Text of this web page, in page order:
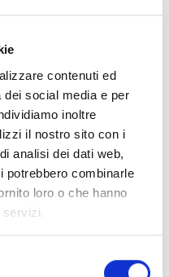
contenuti ed
dei social media e per
inoltre
il nostro sito con i
analisi dei dati web,
potrebbero combinarle
loro o che hanno
servizi.
alimentazione
Trova un